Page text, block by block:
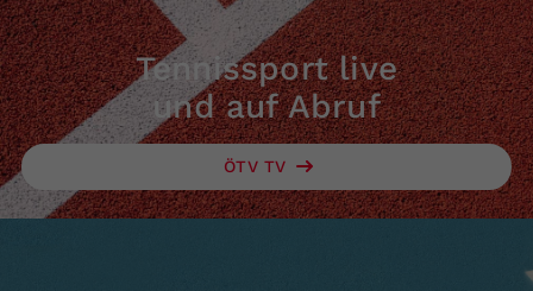
Tennissport live
und auf Abruf
ÖTV TV